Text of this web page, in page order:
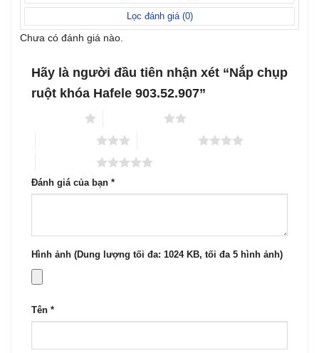
sao
Lọc đánh giá (0)
Chưa có đánh giá nào.
Hãy là người đầu tiên nhận xét “Nắp chụp
ruột khóa Hafele 903.52.907”
Đánh giá của bạn *
Hình ảnh (Dung lượng tối đa: 1024 KB, tối đa 5 hình ảnh)
Tên *